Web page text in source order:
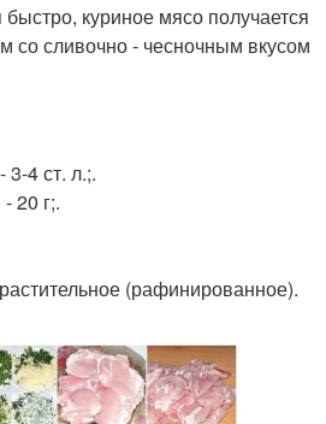
быстро, куриное мясо получается
со сливочно - чесночным вкусом
4 ст. л.;.
20 г;.
(рафинированное).